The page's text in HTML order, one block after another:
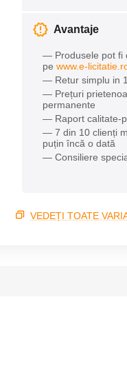
Avantaje
— Produsele pot fi
pe www.e-
— Retur simplu in
— Prețuri
permanente
— Raport calitate-
— 7 din 10 clienți
puțin încă o dată
— Consiliere
VEDEȚI TOATE